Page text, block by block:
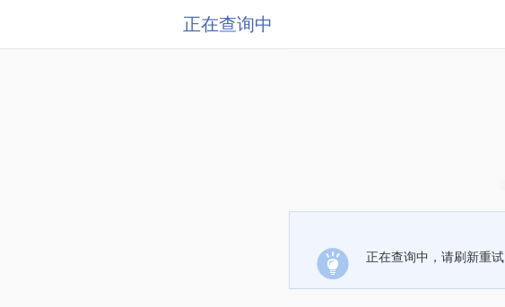
正在查询中
正在查询中，请刷新重试